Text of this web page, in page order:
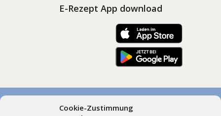
Cookie-Zustimmung
E-Rezept App download